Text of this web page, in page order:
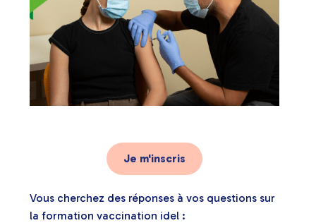
Je m'inscris
Vous cherchez des réponses à vos questions sur
la formation vaccination idel :